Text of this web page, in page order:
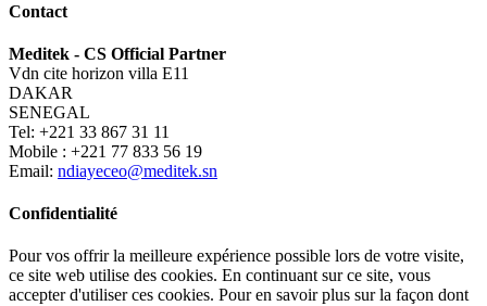
Contact
Meditek - CS Official Partner
Vdn cite horizon villa E11
DAKAR
SENEGAL
Tel: +221 33 867 31 11
Mobile : +221 77 833 56 19
Email: ndiayeceo@meditek.sn
Confidentialité
Pour vos offrir la meilleure expérience possible lors de votre visite,
ce site web utilise des cookies. En continuant sur ce site, vous
accepter d'utiliser ces cookies. Pour en savoir plus sur la façon dont